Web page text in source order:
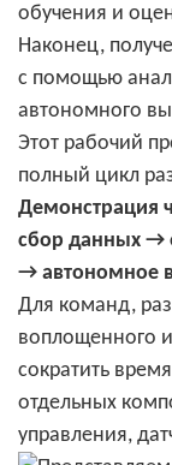
обучения и
Наконец,
с помощью
автономного
Этот рабочий
полный цикл
Демонстрация
сбор данных →
→ автономное
Для команд,
воплощенного
сократить
отдельных
управления,